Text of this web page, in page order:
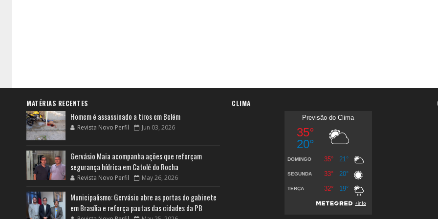
MATÉRIAS RECENTES
Homem é assassinado a tiros em Belém
Revista Novo Perfil Jun 03, 2026
Gervásio Maia acompanha ações que reforçam
segurança hídrica em Catolé do Rocha
Revista Novo Perfil May 26, 2026
Municipalismo: Gervásio abre as portas do gabinete
em Brasília e reforça pautas das cidades da PB
CLIMA